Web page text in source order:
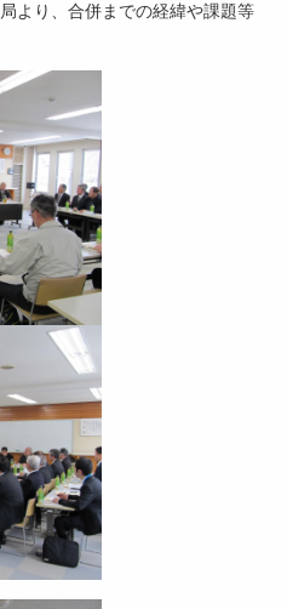
より、合併までの経緯や課題等